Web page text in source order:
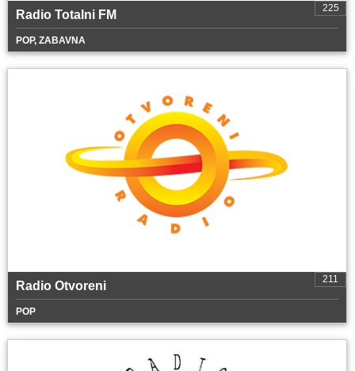
225
Radio Totalni FM
POP, ZABAVNA
211
Radio Otvoreni
POP